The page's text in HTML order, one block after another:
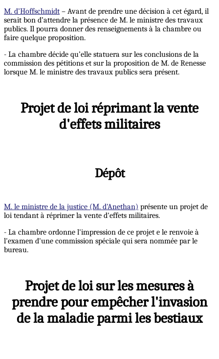
M. d’Hoffschmidt – Avant de prendre une décision à cet égard, il
serait bon d’attendre la présence de M. le ministre des travaux
publics. Il pourra donner des renseignements à la chambre ou
faire quelque proposition.
- La chambre décide qu’elle statuera sur les conclusions de la
commission des pétitions et sur la proposition de M. de Renesse
lorsque M. le ministre des travaux publics sera présent.
Projet de loi réprimant la vente
d'effets militaires
Dépôt
M. le ministre de la justice (M. d'Anethan) présente un projet de
loi tendant à réprimer la vente d'effets militaires.
- La chambre ordonne l'impression de ce projet e le renvoie à
l'examen d'une commission spéciale qui sera nommée par le
bureau.
Projet de loi sur les mesures à
prendre pour empêcher l'invasion
de la maladie parmi les bestiaux